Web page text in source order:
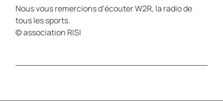
Nous vous remercions d’écouter W2R, la radio de
tous les sports.
© association RISI